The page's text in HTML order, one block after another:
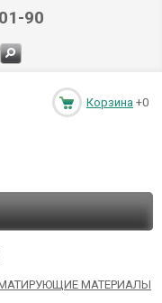
90
Корзина +0
МАТЕРИАЛЫ